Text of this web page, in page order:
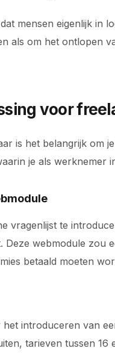
mensen eigenlijk in
als om het ontlopen
voor
is het belangrijk om
je als werknemer
vragenlijst te
Deze webmodule zou
betaald moeten
introduceren van
tarieven tussen